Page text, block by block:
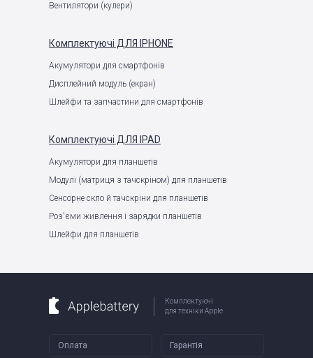
Вентилятори (кулери)
Комплектуючі ДЛЯ IPHONE
Акумулятори для смартфонів
Дисплейний модуль (екран)
Шлейфи та запчастини для смартфонів
Комплектуючі ДЛЯ IPAD
Акумулятори для планшетів
Модулі (матриця з тачскріном) для планшетів
Сенсорне скло й тачскріни для планшетів
Роз'єми живлення і зарядки планшетів
Шлейфи для планшетів
Комплектуючі
для техніки Apple
Оплата Гарантія